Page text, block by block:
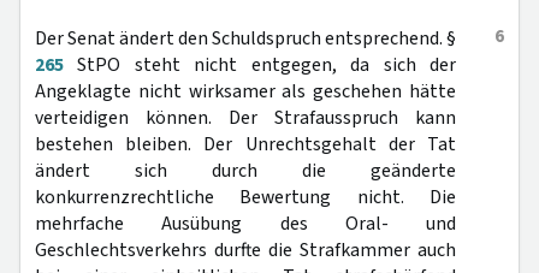
6
Der Senat ändert den Schuldspruch entsprechend. §
265 StPO steht nicht entgegen, da sich der
Angeklagte nicht wirksamer als geschehen hätte
verteidigen können. Der Strafausspruch kann
bestehen bleiben. Der Unrechtsgehalt der Tat
ändert sich durch die geänderte
konkurrenzrechtliche Bewertung nicht. Die
mehrfache Ausübung des Oral- und
Geschlechtsverkehrs durfte die Strafkammer auch